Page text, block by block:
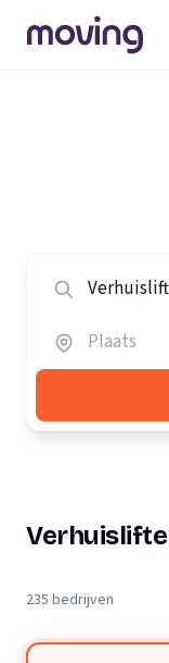
235 bedrijven